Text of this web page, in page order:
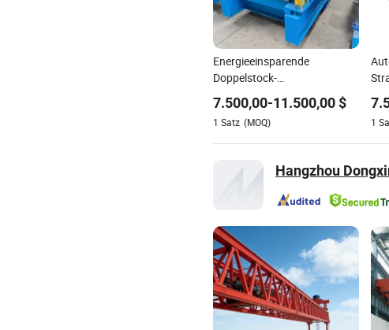
Energieeinsparende
Doppelstock-
Bau von Langspanndächern
7.500,00-11.500,00 $
1 Satz (MOQ) 1
Hangzhou